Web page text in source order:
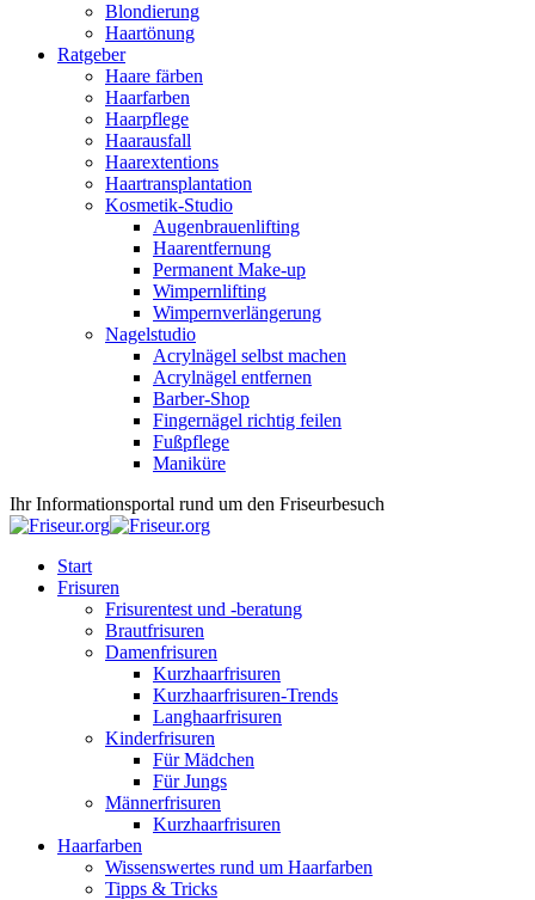
Blondierung
Haartönung
Ratgeber
Haare färben
Haarfarben
Haarpflege
Haarausfall
Haarextentions
Haartransplantation
Kosmetik-Studio
Augenbrauenlifting
Haarentfernung
Permanent Make-up
Wimpernlifting
Wimpernverlängerung
Nagelstudio
Acrylnägel selbst machen
Acrylnägel entfernen
Barber-Shop
Fingernägel richtig feilen
Fußpflege
Maniküre
Ihr Informationsportal rund um den Friseurbesuch
Start
Frisuren
Frisurentest und -beratung
Brautfrisuren
Damenfrisuren
Kurzhaarfrisuren
Kurzhaarfrisuren-Trends
Langhaarfrisuren
Kinderfrisuren
Für Mädchen
Für Jungs
Männerfrisuren
Kurzhaarfrisuren
Haarfarben
Wissenswertes rund um Haarfarben
Tipps & Tricks